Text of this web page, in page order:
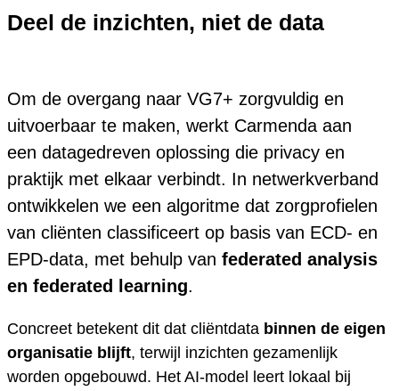
Deel de inzichten, niet de data
Om de overgang naar VG7+ zorgvuldig en
uitvoerbaar te maken, werkt Carmenda aan
een datagedreven oplossing die privacy en
praktijk met elkaar verbindt. In netwerkverband
ontwikkelen we een algoritme dat zorgprofielen
van cliënten classificeert op basis van ECD- en
EPD-data, met behulp van federated analysis
en federated learning.
Concreet betekent dit dat cliëntdata binnen de eigen
organisatie blijft, terwijl inzichten gezamenlijk
worden opgebouwd. Het AI-model leert lokaal bij